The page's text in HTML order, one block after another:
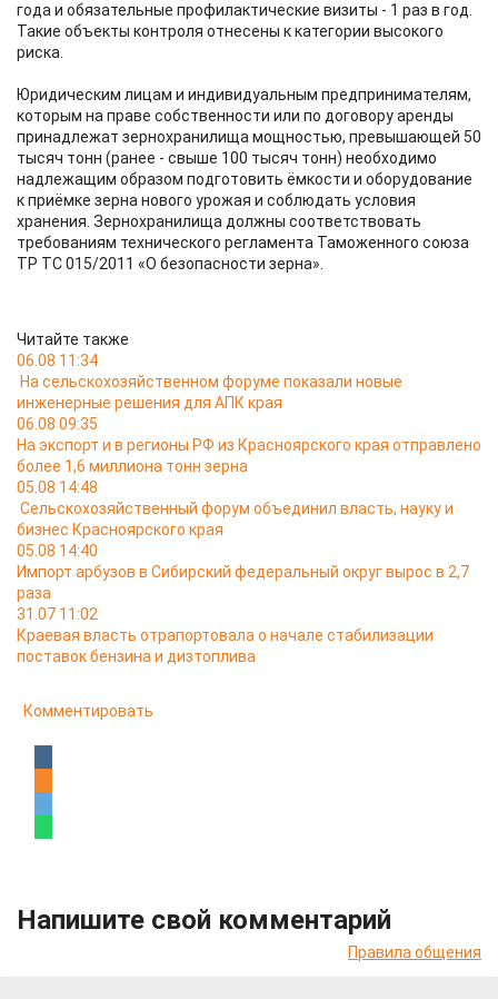
года и обязательные профилактические визиты - 1 раз в год.
Такие объекты контроля отнесены к категории высокого
риска.
Юридическим лицам и индивидуальным предпринимателям,
которым на праве собственности или по договору аренды
принадлежат зернохранилища мощностью, превышающей 50
тысяч тонн (ранее - свыше 100 тысяч тонн) необходимо
надлежащим образом подготовить ёмкости и оборудование
к приёмке зерна нового урожая и соблюдать условия
хранения. Зернохранилища должны соответствовать
требованиям технического регламента Таможенного союза
ТР ТС 015/2011 «О безопасности зерна».
Читайте также
06.08 11:34
На сельскохозяйственном форуме показали новые
инженерные решения для АПК края
06.08 09:35
На экспорт и в регионы РФ из Красноярского края отправлено
более 1,6 миллиона тонн зерна
05.08 14:48
Сельскохозяйственный форум объединил власть, науку и
бизнес Красноярского края
05.08 14:40
Импорт арбузов в Сибирский федеральный округ вырос в 2,7
раза
31.07 11:02
Краевая власть отрапортовала о начале стабилизации
поставок бензина и дизтоплива
Комментировать
Напишите свой комментарий
Правила общения